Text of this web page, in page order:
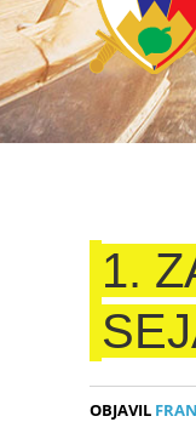
1.
OBJAVIL